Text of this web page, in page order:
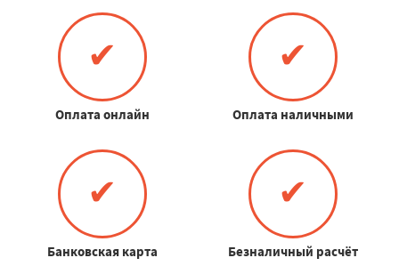
✔
Оплата онлайн
✔
Оплата наличными
✔
Банковская карта
✔
Безналичный расчёт